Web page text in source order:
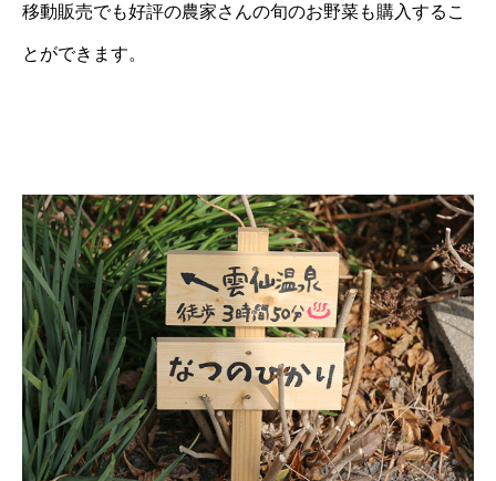
移動販売でも好評の農家さんの旬のお野菜も購入するこ
とができます。